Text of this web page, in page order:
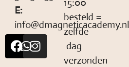
E:
info@dmagneticacademy.nl
15:00
besteld =
zelfde
dag
verzonden